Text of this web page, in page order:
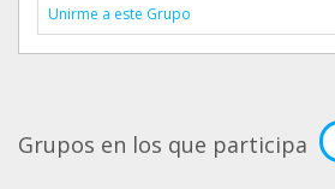
Unirme a este Grupo
Grupos en los que participa